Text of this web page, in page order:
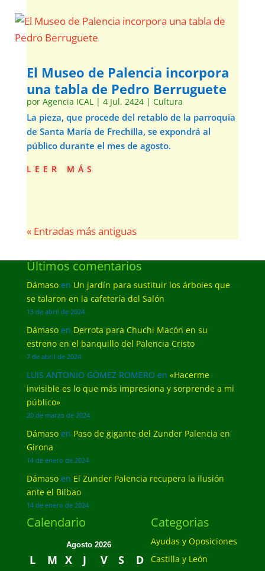
El Museo de Palencia incorpora
una tabla de Pedro Berruguete
por Agencia ICAL| 4 Jul, 2424| Cultura
La pieza, que procede del retablo de la parroquia
de Santa María de Frechilla, se expondrá al
público durante el mes de agosto.
leer más
« Entradas más antiguas
Últimos comentarios
Dámasoen Un jardín para sustituir los árboles que
se talaron en la cafetería del Salón
13 de abril de 2024
Dámasoen Derrota para Chuchi Macón en su
estreno en el banquillo del Palencia Cristo
7 de abril de 2024
LUIS ANTONIO GÓMEZ ROMERO en «Hacerme
invisible es lo que más impresiona y sorprende a mi
público»
20 de marzo de 2024
Dámasoen Paso de gigante del Zunder Palencia en
Girona
14 de enero de 2024
Dámasoen El Zunder Palencia recupera la ilusión
ante el Bilbao
14 de enero de 2024
Calendario
Agosto 2026
L M X J V S
D
Categorias
Ayudas y Oposiciones
Castilla y León